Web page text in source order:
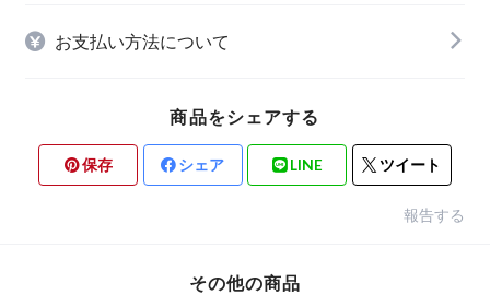
お支払い方法について
商品をシェアする
保存 シェア LINE ツイート
報告する
その他の商品